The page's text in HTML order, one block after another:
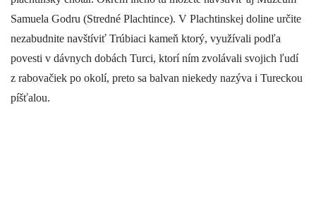
Samuela Godru (Stredné Plachtince). V Plachtinskej doline určite
nezabudnite navštíviť Trúbiaci kameň ktorý, využívali podľa
povesti v dávnych dobách Turci, ktorí ním zvolávali svojich ľudí
z rabovačiek po okolí, preto sa balvan niekedy nazýva i Tureckou
píšťalou.